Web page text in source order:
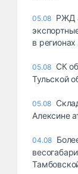
05.08 РЖД
в регионах
05.08 СК
Тульской
05.08
Алексине
04.08